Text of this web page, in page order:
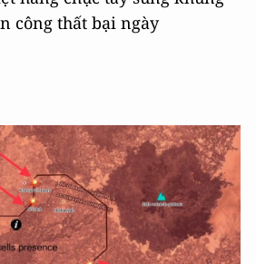
công thất bại ngày